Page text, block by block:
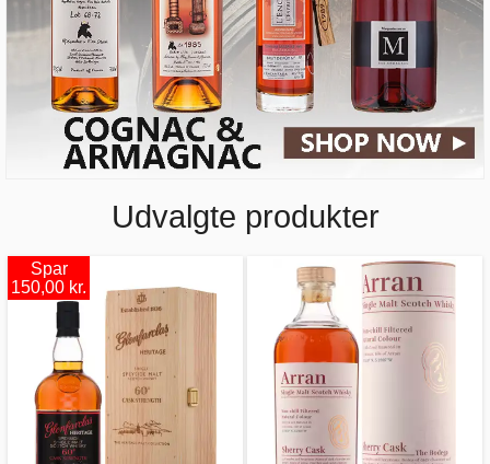
Udvalgte produkter
Spar
150,00 kr.